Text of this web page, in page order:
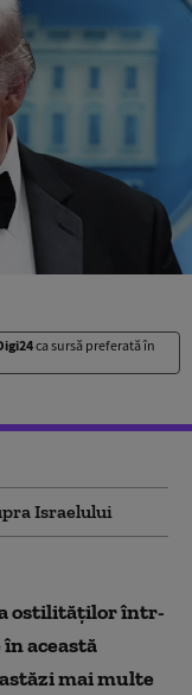
ca sursă preferată în
Israelului
ostilităților într-
această
mai multe